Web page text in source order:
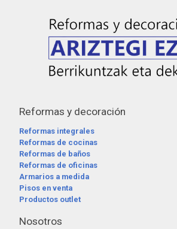
Reformas y decoración
Reformas integrales
Reformas de cocinas
Reformas de baños
Reformas de oficinas
Armarios a medida
Pisos en venta
Productos outlet
Nosotros